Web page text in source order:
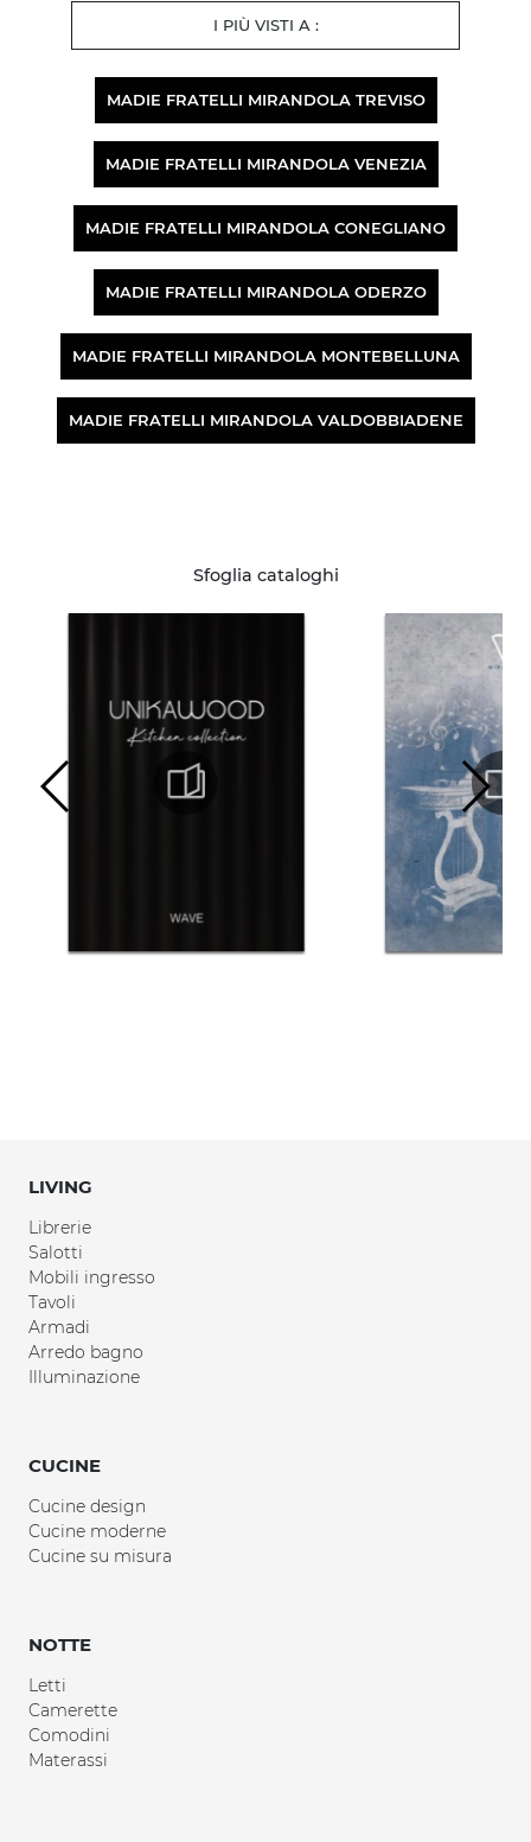
I PIÙ VISTI A :
MADIE FRATELLI MIRANDOLA TREVISO
MADIE FRATELLI MIRANDOLA VENEZIA
MADIE FRATELLI MIRANDOLA CONEGLIANO
MADIE FRATELLI MIRANDOLA ODERZO
MADIE FRATELLI MIRANDOLA MONTEBELLUNA
MADIE FRATELLI MIRANDOLA VALDOBBIADENE
Sfoglia cataloghi
LIVING
Librerie
Salotti
Mobili ingresso
Tavoli
Armadi
Arredo bagno
Illuminazione
CUCINE
Cucine design
Cucine moderne
Cucine su misura
NOTTE
Letti
Camerette
Comodini
Materassi